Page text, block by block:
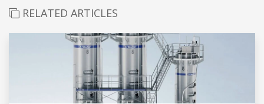
RELATED ARTICLES